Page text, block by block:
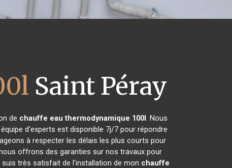
Saint Péray
de chauffe eau thermodynamique 100l. Nous
d'experts est disponible 7j/7 pour répondre
à respecter les délais les plus courts pour
offrons des garanties sur nos travaux pour
très satisfait de l'installation de mon chauffe